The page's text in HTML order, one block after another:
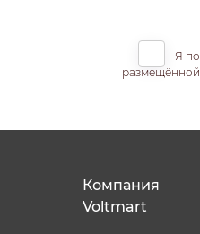
Я
размещённой
Компания
Voltmart